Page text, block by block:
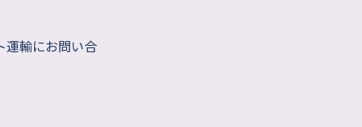
運輸にお問い合